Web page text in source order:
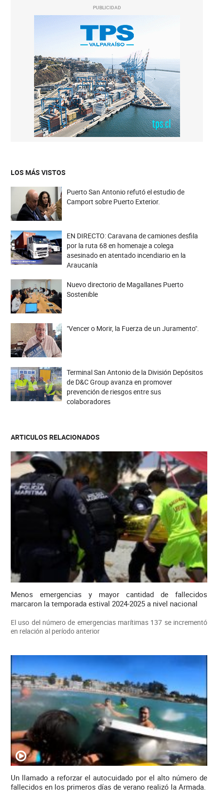
PUBLICIDAD
LOS MÁS VISTOS
Puerto San Antonio refutó el estudio de
Camport sobre Puerto Exterior.
EN DIRECTO: Caravana de camiones desfila
por la ruta 68 en homenaje a colega
asesinado en atentado incendiario en la
Araucanía
Nuevo directorio de Magallanes Puerto
Sostenible
"Vencer o Morir, la Fuerza de un Juramento".
Terminal San Antonio de la División Depósitos
de D&C Group avanza en promover
prevención de riesgos entre sus
colaboradores
ARTICULOS RELACIONADOS
Menos emergencias y mayor cantidad de fallecidos
marcaron la temporada estival 2024-2025 a nivel nacional
El uso del número de emergencias marítimas 137 se incrementó
en relación al período anterior
Un llamado a reforzar el autocuidado por el alto número de
fallecidos en los primeros días de verano realizó la Armada.